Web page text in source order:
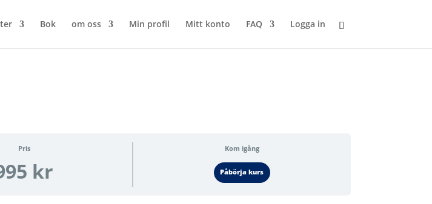
Bok om oss Min profil Mitt konto FAQ Logga in
Pris
kr
Kom igång
Påbörja kurs